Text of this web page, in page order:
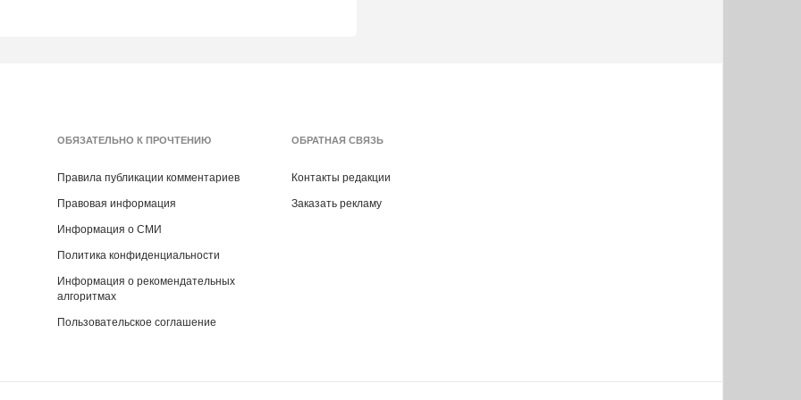
ОБЯЗАТЕЛЬНО К ПРОЧТЕНИЮ
Правила публикации комментариев
Правовая информация
Информация о СМИ
Политика конфиденциальности
Информация о рекомендательных
алгоритмах
Пользовательское соглашение
ОБРАТНАЯ СВЯЗЬ
Контакты редакции
Заказать рекламу